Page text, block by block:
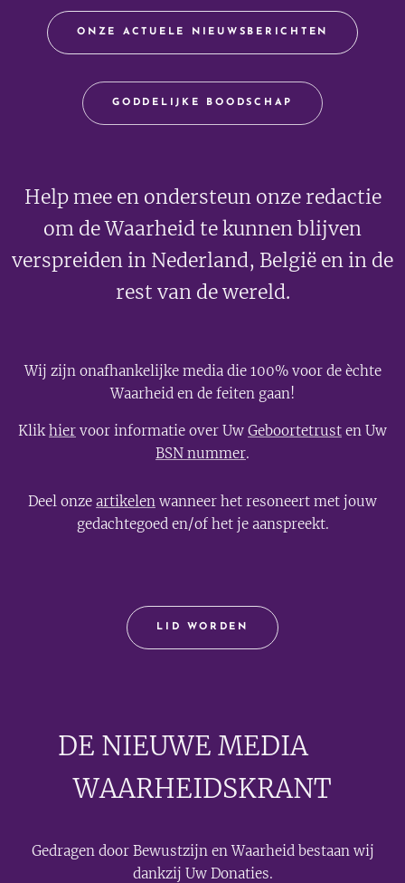
ONZE ACTUELE NIEUWSBERICHTEN
GODDELIJKE BOODSCHAP
Help mee en ondersteun onze redactie
om de Waarheid te kunnen blijven
verspreiden in Nederland, België en in de
rest van de wereld.
Wij zijn onafhankelijke media die 100% voor de èchte
Waarheid en de feiten gaan!
Klikhier voor informatie over Uw Geboortetrust en Uw
BSN nummer.
Deel onze artikelen wanneer het resoneert met jouw
gedachtegoed en/of het je aanspreekt.
LID WORDEN
DE NIEUWE MEDIA🟣
WAARHEIDSKRANT
Gedragen door Bewustzijn en Waarheid bestaan wij
dankzij Uw Donaties.